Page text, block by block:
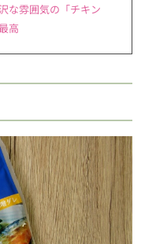
な雰囲気の「チキン
高